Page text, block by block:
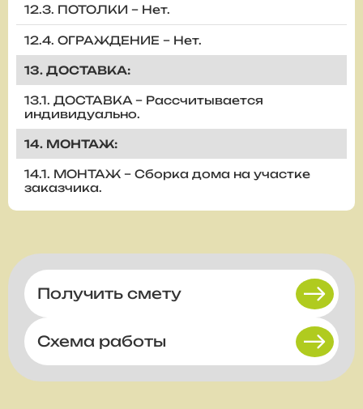
12.3. ПОТОЛКИ – Нет.
12.4. ОГРАЖДЕНИЕ – Нет.
13. ДОСТАВКА:
13.1. ДОСТАВКА – Рассчитывается
индивидуально.
14. МОНТАЖ:
14.1. МОНТАЖ – Сборка дома на участке
заказчика.
Получить смету
Схема работы